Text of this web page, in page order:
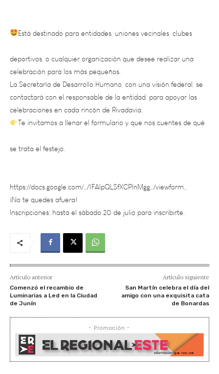
deportivos, o cualquier organización que desee realizar una
celebración para los más pequeños.
La Secretaría de Desarrollo Humano, con una visión federal, se
contactará con el responsable de la entidad, para apoyar las
celebraciones en cada rincón de Rivadavia.
Te invitamos a llenar el formulario y que nos cuentes de qué
se trata el festejo.
¡No te quedes afuera!
Inscripciones: hasta el sábado 20 de julio para inscribirte.
Artículo anterior
Comenzó el recambio de
Luminarias a Led en la Ciudad
de Junín
Artículo siguiente
San Martín celebra el día del
amigo con una exquisita cata
de Bonardas
- Promoción -